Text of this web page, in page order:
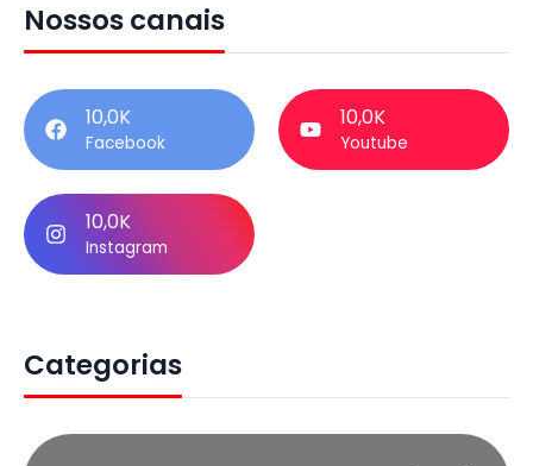
Nossos canais
10,0K
Facebook
10,0K
Youtube
10,0K
Instagram
Categorias